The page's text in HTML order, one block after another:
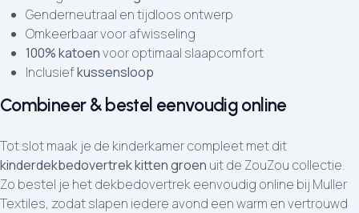
Genderneutraal en tijdloos ontwerp
Omkeerbaar voor afwisseling
100% katoenvoor optimaal slaapcomfort
Inclusiefkussensloop
Combineer & bestel eenvoudig online
Tot slot maak je de kinderkamer compleet met dit
kinderdekbedovertrek kitten groen uit de ZouZou collectie.
Zo bestel je het dekbedovertrek eenvoudig online bij Muller
Textiles, zodat slapen iedere avond een warm en vertrouwd